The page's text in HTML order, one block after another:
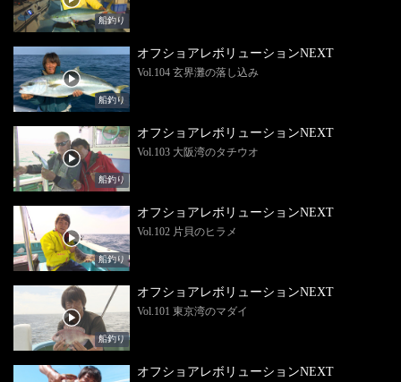
船釣り
船釣り
オフショアレボリューションNEXT
Vol.104 玄界灘の落し込み
船釣り
オフショアレボリューションNEXT
Vol.103 大阪湾のタチウオ
船釣り
オフショアレボリューションNEXT
Vol.102 片貝のヒラメ
船釣り
オフショアレボリューションNEXT
Vol.101 東京湾のマダイ
オフショアレボリューションNEXT